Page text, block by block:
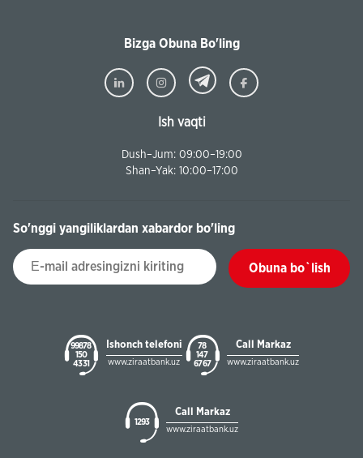
Bizga Obuna Bo'ling
Ish vaqti
Dush–Jum: 09:00–19:00
Shan–Yak: 10:00–17:00
So'nggi yangiliklardan xabardor bo'ling
Obuna bo`lish
99878
150
43 31
Ishonch telefoni
www.ziraatbank.uz
78
147
67 67
Call Markaz
www.ziraatbank.uz
1293
Call Markaz
www.ziraatbank.uz